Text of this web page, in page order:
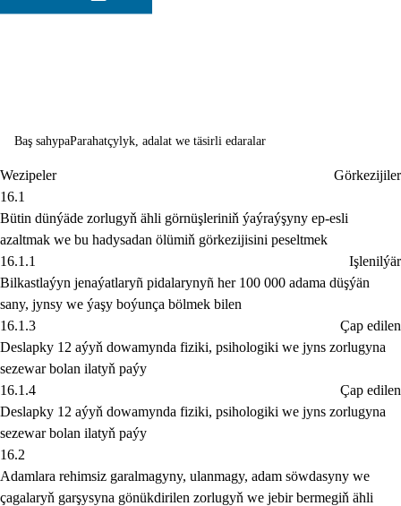
giňden
esaslanýan
döretmek
Baş sahypaParahatçylyk, adalat we täsirli edaralar
Wezipeler
Görkezijiler
16.1
Bütin dünýäde zorlugyň ähli görnüşleriniň ýaýraýşyny ep-esli
azaltmak we bu hadysadan ölümiň görkezijisini peseltmek
16.1.1
Işlenilýär
Bilkastlaýyn jenaýatlaryñ pidalarynyñ her 100 000 adama düşýän
sany, jynsy we ýaşy boýunça bölmek bilen
16.1.3
Çap edilen
Deslapky 12 aýyň dowamynda fiziki, psihologiki we jyns zorlugyna
sezewar bolan ilatyň paýy
16.1.4
Çap edilen
Deslapky 12 aýyň dowamynda fiziki, psihologiki we jyns zorlugyna
sezewar bolan ilatyň paýy
16.2
Adamlara rehimsiz garalmagyny, ulanmagy, adam söwdasyny we
çagalaryň garşysyna gönükdirilen zorlugyň we jebir bermegiň ähli